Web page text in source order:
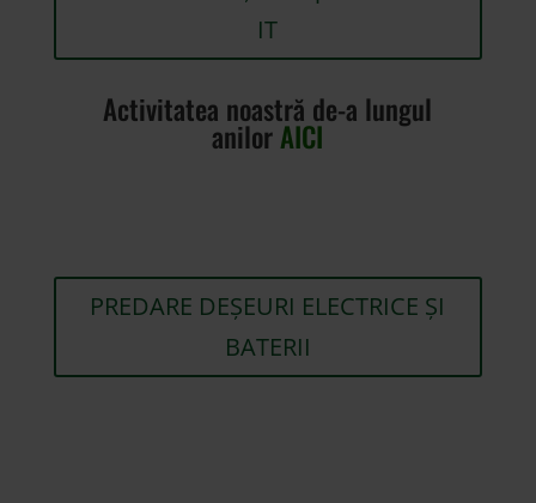
IT
Activitatea noastră de-a lungul
anilorAICI
PREDARE DEȘEURI ELECTRICE ȘI
BATERII